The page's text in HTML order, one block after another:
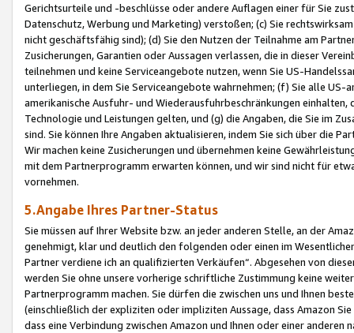
Gerichtsurteile und -beschlüsse oder andere Auflagen einer für Sie
Datenschutz, Werbung und Marketing) verstoßen; (c) Sie
nicht geschäftsfähig sind); (d) Sie den Nutzen der Teilnahme am
Zusicherungen, Garantien oder Aussagen verlassen, die in dieser
teilnehmen und keine Serviceangebote nutzen, wenn Sie US-
unterliegen, in dem Sie Serviceangebote wahrnehmen; (f) Sie alle
amerikanische Ausfuhr- und Wiederausfuhrbeschränkungen
Technologie und Leistungen gelten, und (g) die Angaben, die Sie im
sind. Sie können Ihre Angaben aktualisieren, indem Sie sich über die
Wir machen keine Zusicherungen und übernehmen keine
mit dem Partnerprogramm erwarten können, und wir sind nicht für
vornehmen.
5.Angabe Ihres Partner-Status
Sie müssen auf Ihrer Website bzw. an jeder anderen Stelle, an der
genehmigt, klar und deutlich den folgenden oder einen im
Partner verdiene ich an qualifizierten Verkäufen“. Abgesehen von
werden Sie ohne unsere vorherige schriftliche Zustimmung keine
Partnerprogramm machen. Sie dürfen die zwischen uns und Ihnen
(einschließlich der expliziten oder impliziten Aussage, dass Amazon
dass eine Verbindung zwischen Amazon und Ihnen oder einer